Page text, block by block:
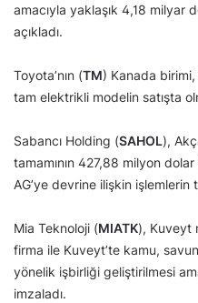
amacıyla yaklaşık 4,18 milyar
açıkladı.
Toyota’nın (TM) Kanada
tam elektrikli modelin satışta
Sabancı Holding (SAHOL),
tamamının 427,88 milyon
AG’ye devrine ilişkin işlemlerin
Mia Teknoloji (MIATK), Kuveyt
firma ile Kuveyt’te kamu,
yönelik işbirliği geliştirilmesi
imzaladı.